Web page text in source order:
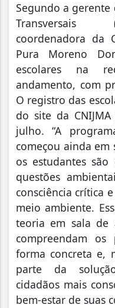
Segundo a gerente
Transversais
coordenadora da
Pura Moreno
escolares na
andamento, com
O registro das
do site da
julho. “A
começou ainda em
os estudantes
questões
consciência crítica
meio ambiente.
teoria em sala de
compreendam os
forma concreta e,
parte da
cidadãos mais
bem-estar de suas